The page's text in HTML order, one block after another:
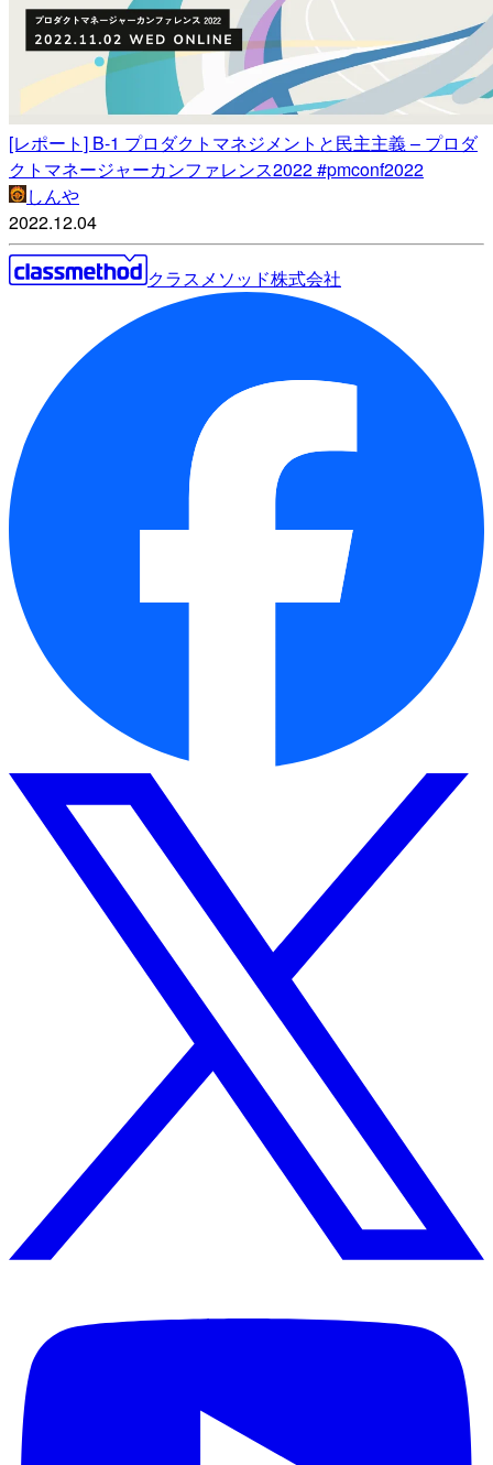
[レポート] B-1 プロダクトマネジメントと民主主義 – プロダ
クトマネージャーカンファレンス2022 #pmconf2022
しんや
2022.12.04
クラスメソッド株式会社